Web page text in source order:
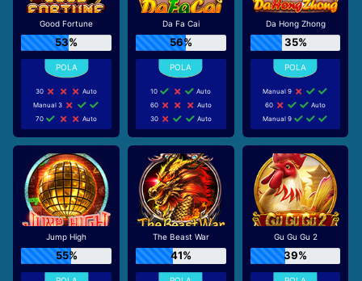
Good Fortune
53%
30
Auto
Manual 3
70
Auto
Da Fa Cai
56%
10
Auto
60
Auto
30
Auto
Da Hong Zhong
35%
Manual 9
60
Auto
Manual 9
Jump High
55%
The Beast War
41%
Gu Gu Gu 2
39%